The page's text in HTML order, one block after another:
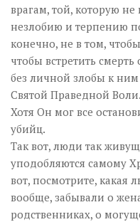
врагам, той, которую
незлобию и терпению
конечно, не в том,
чтобы встретить
без личной злобы к
Святой Праведной
Хотя Он мог все
убийц.
Так вот, люди так
уподобляются самому
вот, посмотрите,
вообще, забывали о
родственниках, о